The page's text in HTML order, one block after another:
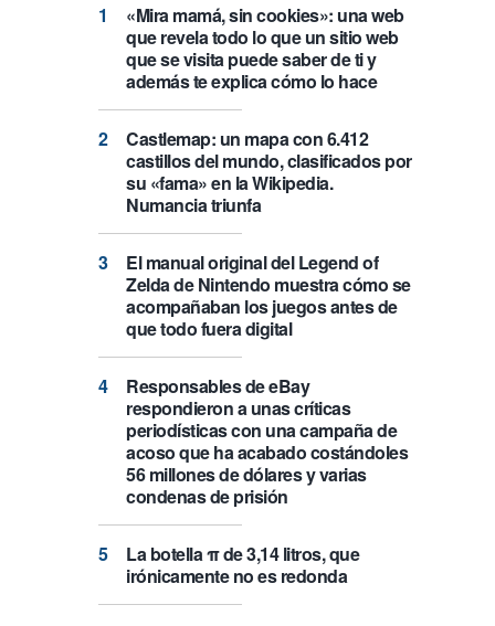
«Mira mamá, sin cookies»: una web
que revela todo lo que un sitio web
que se visita puede saber de ti y
además te explica cómo lo hace
Castlemap: un mapa con 6.412
castillos del mundo, clasificados por
su «fama» en la Wikipedia.
Numancia triunfa
El manual original del Legend of
Zelda de Nintendo muestra cómo se
acompañaban los juegos antes de
que todo fuera digital
Responsables de eBay
respondieron a unas críticas
periodísticas con una campaña de
acoso que ha acabado costándoles
56 millones de dólares y varias
condenas de prisión
La botella π de 3,14 litros, que
irónicamente no es redonda